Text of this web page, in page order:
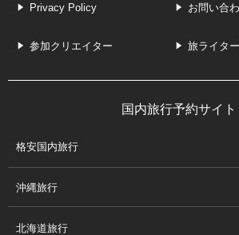
Privacy Policy お問い合
参加クリエイター 旅ライタ
国内旅行予約サイト
格安国内旅行
沖縄旅行
北海道旅行